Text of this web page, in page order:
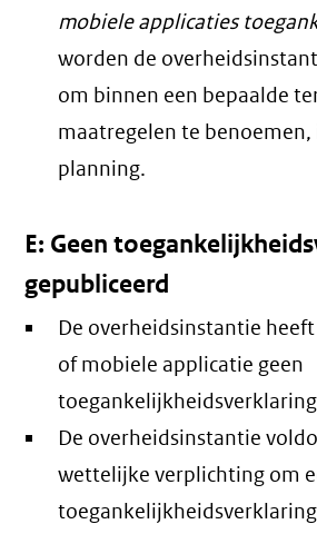
mobiele applicaties
worden de
om binnen een bepaalde
maatregelen te
planning.
E: Geen
gepubliceerd
De overheidsinstantie
of mobiele applicatie geen
De overheidsinstantie
wettelijke verplichting om